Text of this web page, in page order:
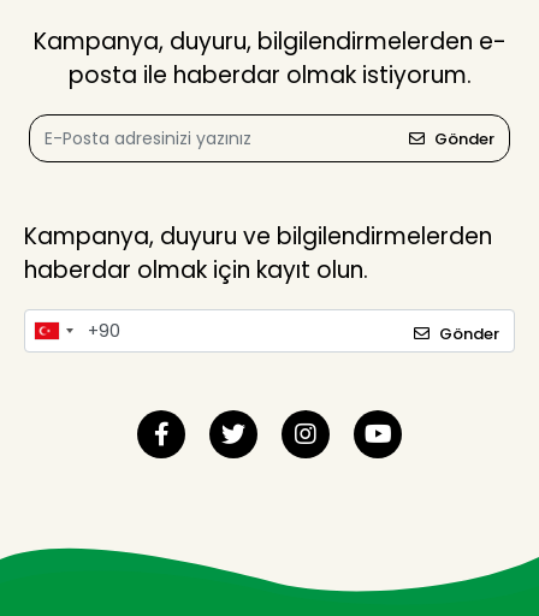
Kampanya, duyuru, bilgilendirmelerden e-
posta ile haberdar olmak istiyorum.
Gönder
Kampanya, duyuru ve bilgilendirmelerden
haberdar olmak için kayıt olun.
Gönder